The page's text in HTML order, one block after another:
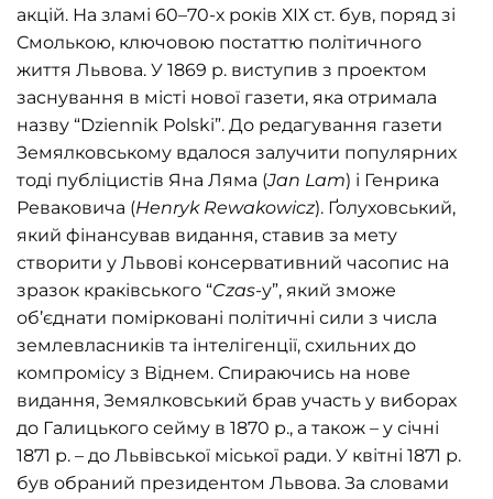
акцій. На зламі 60–70-х років ХІХ ст. був, поряд зі
Смолькою, ключовою постаттю політичного
життя Львова. У 1869 р. виступив з проектом
заснування в місті нової газети, яка отримала
назву “Dziennik Polski”. До редагування газети
Земялковському вдалося залучити популярних
тоді публіцистів Яна Ляма (Jan Lam) і Генрика
Реваковича (Henryk Rewakowicz). Ґолуховський,
який фінансував видання, ставив за мету
створити у Львові консервативний часопис на
зразок краківського “Czas-у”, який зможе
об’єднати помірковані політичні сили з числа
землевласників та інтелігенції, схильних до
компромісу з Віднем. Спираючись на нове
видання, Земялковський брав участь у виборах
до Галицького сейму в 1870 р., а також – у січні
1871 р. – до Львівської міської ради. У квітні 1871 р.
був обраний президентом Львова. За словами